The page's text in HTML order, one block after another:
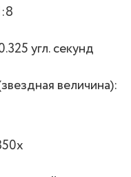
угл. секунд
величина):